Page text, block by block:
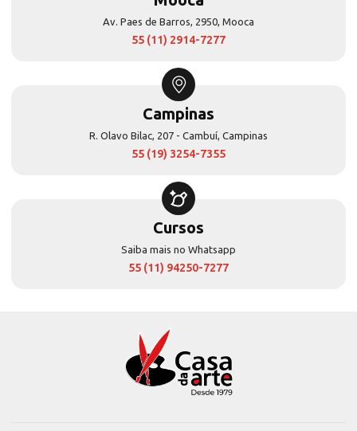
Av. Paes de Barros, 2950, Mooca
55 (11) 2914-7277
Campinas
R. Olavo Bilac, 207 - Cambuí, Campinas
55 (19) 3254-7355
Cursos
Saiba mais no Whatsapp
55 (11) 94250-7277